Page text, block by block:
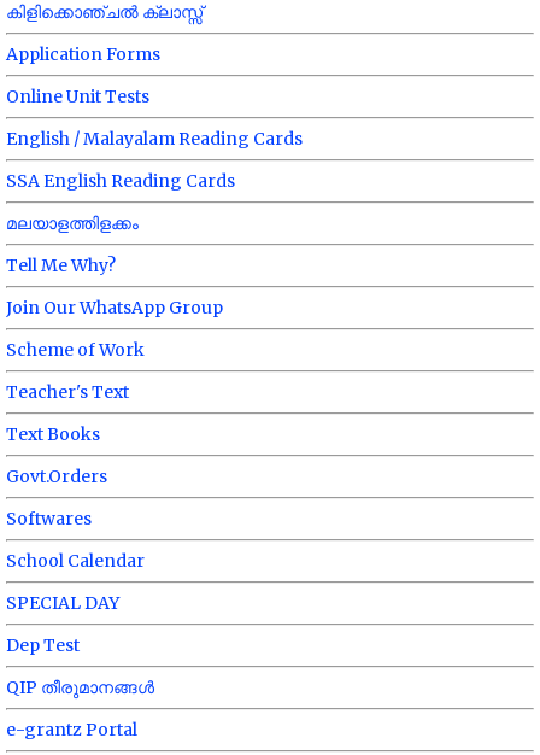
കിളിക്കൊഞ്ചൽ ക്ലാസ്സ്
Application Forms
Online Unit Tests
English / Malayalam Reading Cards
SSA English Reading Cards
മലയാളത്തിളക്കം
Tell Me Why?
Join Our WhatsApp Group
Scheme of Work
Teacher's Text
Text Books
Govt.Orders
Softwares
School Calendar
SPECIAL DAY
Dep Test
QIP തീരുമാനങ്ങൾ
e-grantz Portal